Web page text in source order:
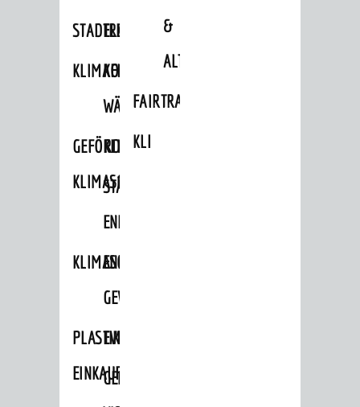
STADTRADELN
ELEKTROMOBILITÄTSBERATUNG
KLIMAFITKOMMUNALE
WÄRMEPLANUNG
GEFÖRDERTE
KLIMASCHUTZMASSNAHMEN
KLIMASCHUTZKONZEPT
STÄDTISCHES
ENERGIEMANAGEMENT
KLIMASCHUTZKOMMISSION
ENERGIEKARAWANE
GEWERBE
PLASTIKTÜTENFREIE
EINKAUFSSTADT
EVENTS
GEMEINSAME
&
ALTLASTEN
FAIRTRADE
KLEIDERTAUSCHBÖRSE